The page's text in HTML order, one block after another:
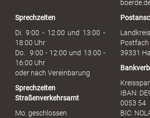
u
h
Sprechzeiten
Di. 9:00 - 12:00 und 13:00 -
18:00 Uhr
Do. 9:00 - 12:00 und 13:00 -
16:00 Uhr
oder nach Vereinbarung
Sprechzeiten
Straßenverkehrsamt
Mo. geschlossen
Postfach
39331
IBAN:
0053 54
BIC: